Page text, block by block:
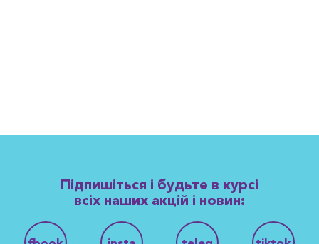
Підпишіться і будьте в курсі
всіх наших акцій і новин: